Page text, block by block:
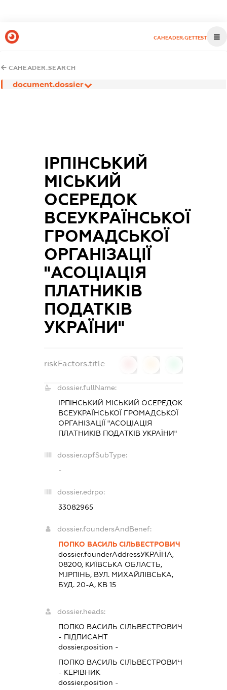
CAHEADER.GETTEST
CAHEADER.SEARCH
document.dossier
ІРПІНСЬКИЙ
МІСЬКИЙ
ОСЕРЕДОК
ВСЕУКРАЇНСЬКОЇ
ГРОМАДСЬКОЇ
ОРГАНІЗАЦІЇ
"АСОЦІАЦІЯ
ПЛАТНИКІВ
ПОДАТКІВ
УКРАЇНИ"
riskFactors.title
dossier.fullName:
ІРПІНСЬКИЙ МІСЬКИЙ ОСЕРЕДОК
ВСЕУКРАЇНСЬКОЇ ГРОМАДСЬКОЇ
ОРГАНІЗАЦІЇ "АСОЦІАЦІЯ
ПЛАТНИКІВ ПОДАТКІВ УКРАЇНИ"
dossier.opfSubType:
-
dossier.edrpo:
33082965
dossier.foundersAndBenef:
ПОПКО ВАСИЛЬ СІЛЬВЕСТРОВИЧ
dossier.founderAddressУКРАЇНА,
08200, КИЇВСЬКА ОБЛАСТЬ,
М.ІРПІНЬ, ВУЛ. МИХАЙЛІВСЬКА,
БУД. 20-А, КВ 15
dossier.heads:
ПОПКО ВАСИЛЬ СІЛЬВЕСТРОВИЧ
- ПІДПИСАНТ
dossier.position -
ПОПКО ВАСИЛЬ СІЛЬВЕСТРОВИЧ
- КЕРІВНИК
dossier.position -